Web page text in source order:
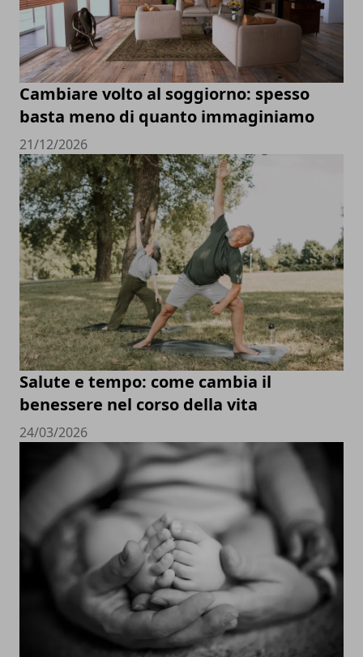
Cambiare volto al soggiorno: spesso
basta meno di quanto immaginiamo
21/12/2026
Salute e tempo: come cambia il
benessere nel corso della vita
24/03/2026